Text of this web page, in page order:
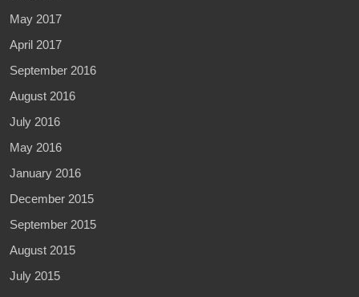
May 2017
April 2017
September 2016
August 2016
July 2016
May 2016
January 2016
December 2015
September 2015
August 2015
July 2015